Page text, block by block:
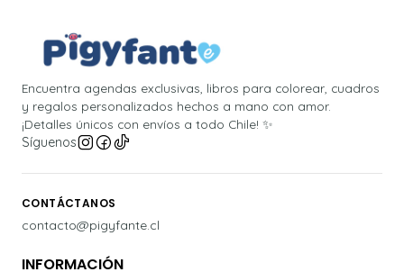
Encuentra agendas exclusivas, libros para colorear, cuadros
y regalos personalizados hechos a mano con amor.
¡Detalles únicos con envíos a todo Chile! ✨
Síguenos
CONTÁCTANOS
contacto@pigyfante.cl
INFORMACIÓN